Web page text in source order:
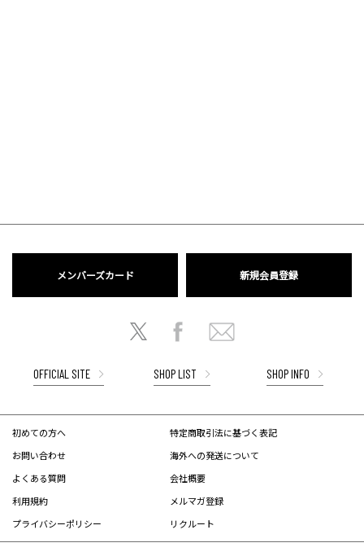
メンバーズカード 新規会員登録
OFFICIAL SITE SHOP LIST SHOP INFO
初めての方へ
お問い合わせ
よくある質問
利用規約
プライバシーポリシー
特定商取引法に基づく表記
海外への発送について
会社概要
メルマガ登録
リクルート